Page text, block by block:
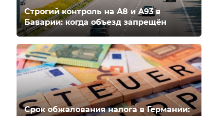
Строгий контроль на A8 и A93 в
Баварии: когда объезд запрещён
Срок обжалования налога в Германии: